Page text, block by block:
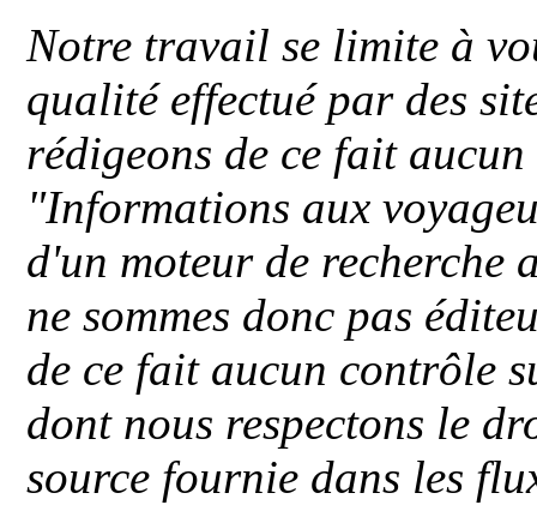
Notre travail se limite à
qualité effectué par des
rédigeons de ce fait
"Informations aux
d'un moteur de recherche
ne sommes donc pas
de ce fait aucun contrôle
dont nous respectons le
source fournie dans les